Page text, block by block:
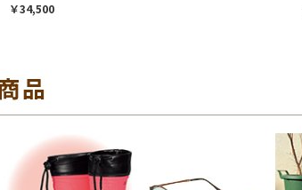
￥34,500
品